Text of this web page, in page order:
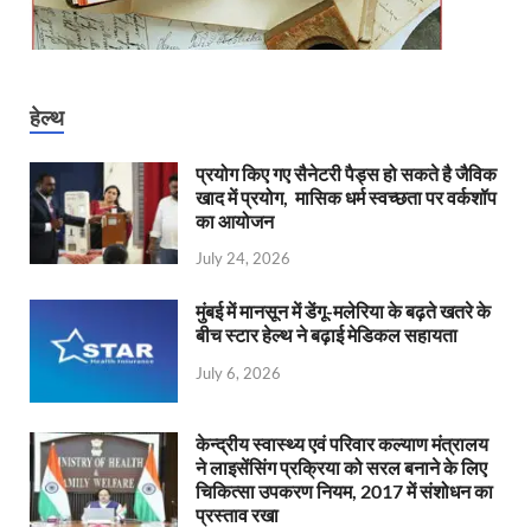
हेल्थ
प्रयोग किए गए सैनेटरी पैड्स हो सकते है जैविक
खाद में प्रयोग, मासिक धर्म स्वच्छता पर वर्कशॉप
का आयोजन
July 24, 2026
मुंबई में मानसून में डेंगू-मलेरिया के बढ़ते खतरे के
बीच स्टार हेल्थ ने बढ़ाई मेडिकल सहायता
July 6, 2026
केन्‍द्रीय स्वास्थ्य एवं परिवार कल्याण मंत्रालय
ने लाइसेंसिंग प्रक्रिया को सरल बनाने के लिए
चिकित्सा उपकरण नियम, 2017 में संशोधन का
प्रस्ताव रखा